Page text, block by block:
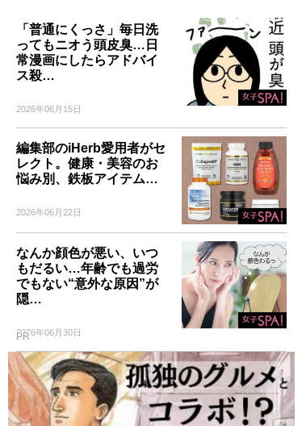
「普通にくっさ」毎日洗
ってもニオう頭皮臭…日
常漫画にしたらアドバイ
ス殺…
2026年06月15日
編集部のiHerb愛用者がセ
レクト。健康・美容のお
悩み別、鉄板アイテム…
2026年06月22日
なんか顔色が悪い、いつ
もだるい…年齢でも過労
でもない“意外な原因”が
隠…
2026年06月30日
PR